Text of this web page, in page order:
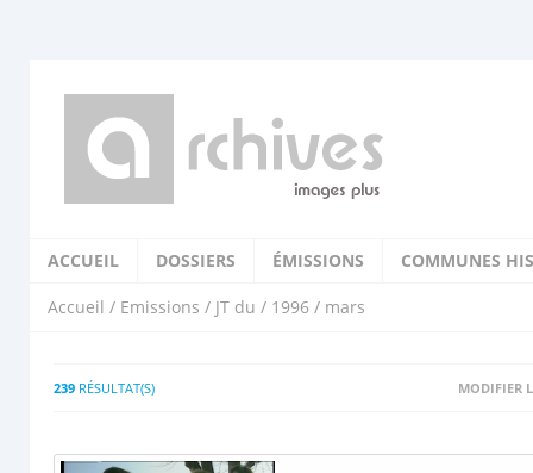
ACCUEIL DOSSIERS ÉMISSIONS COMMUNES
Accueil / Emissions / JT du / 1996 / mars
239 RÉSULTAT(S) MODIFIER